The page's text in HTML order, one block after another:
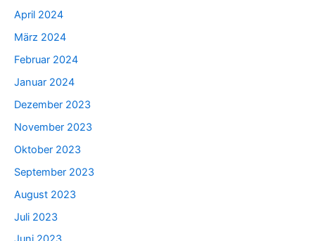
April 2024
März 2024
Februar 2024
Januar 2024
Dezember 2023
November 2023
Oktober 2023
September 2023
August 2023
Juli 2023